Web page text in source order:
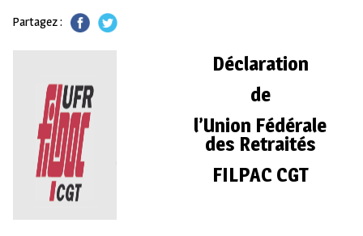
Partagez :
Déclaration
de
l’Union Fédérale
des Retraités
FILPAC CGT